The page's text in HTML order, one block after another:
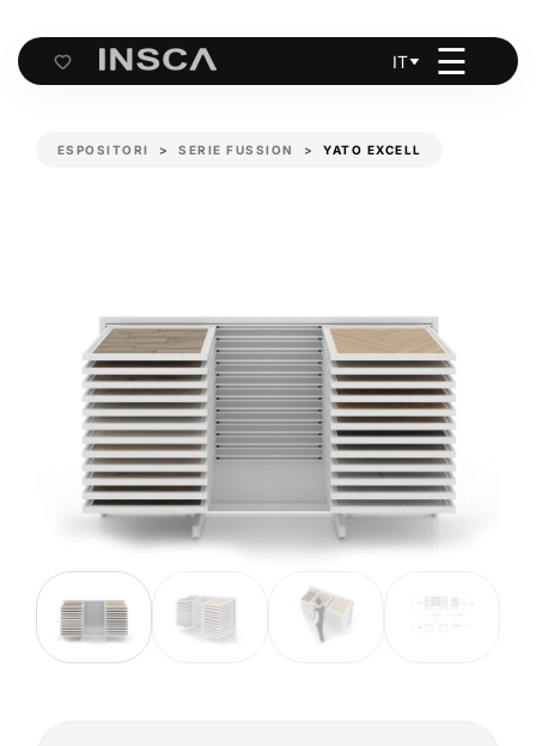
Cart
IT ☰
ESPOSITORI SERIE FUSSION YATO EXCELL